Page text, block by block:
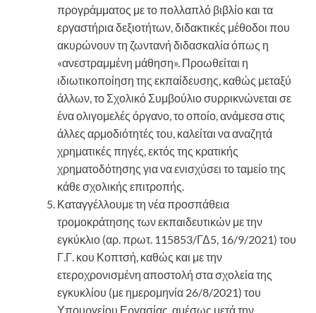
προγράμματος με το πολλαπλό βιβλίο και τα
εργαστήρια δεξιοτήτων, διδακτικές μέθοδοι που
ακυρώνουν τη ζωντανή διδασκαλία όπως η
«ανεστραμμένη μάθηση». Προωθείται η
ιδιωτικοποίηση της εκπαίδευσης, καθώς μεταξύ
άλλων, το Σχολικό Συμβούλιο συρρικνώνεται σε
ένα ολιγομελές όργανο, το οποίο, ανάμεσα στις
άλλες αρμοδιότητές του, καλείται να αναζητά
χρηματικές πηγές, εκτός της κρατικής
χρηματοδότησης για να ενισχύσει το ταμείο της
κάθε σχολικής επιτροπής.
Καταγγέλλουμε τη νέα προσπάθεια
τρομοκράτησης των εκπαιδευτικών με την
εγκύκλιο (αρ. πρωτ. 115853/ΓΔ5, 16/9/2021) του
Γ.Γ. κου Κοπτσή, καθώς και με την
ετεροχρονισμένη αποστολή στα σχολεία της
εγκυκλίου (με ημερομηνία 26/8/2021) του
Υπουργείου Εργασίας, αμέσως μετά την